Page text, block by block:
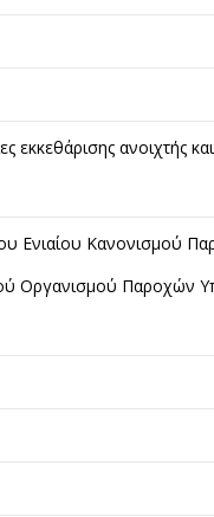
εκκεθάρισης ανοιχτής
Ενιαίου Κανονισμού
Οργανισμού Παροχών